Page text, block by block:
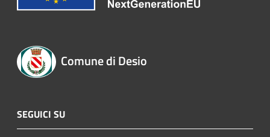
Comune di Desio
SEGUICI SU